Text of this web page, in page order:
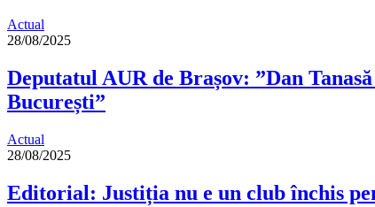
Actual
28/08/2025
Deputatul AUR de Brașov: ”Dan
București”
Actual
28/08/2025
Editorial: Justiția nu e un club închis